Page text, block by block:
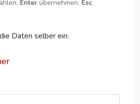
Enter übernehmen, Esc
Daten selber ein: